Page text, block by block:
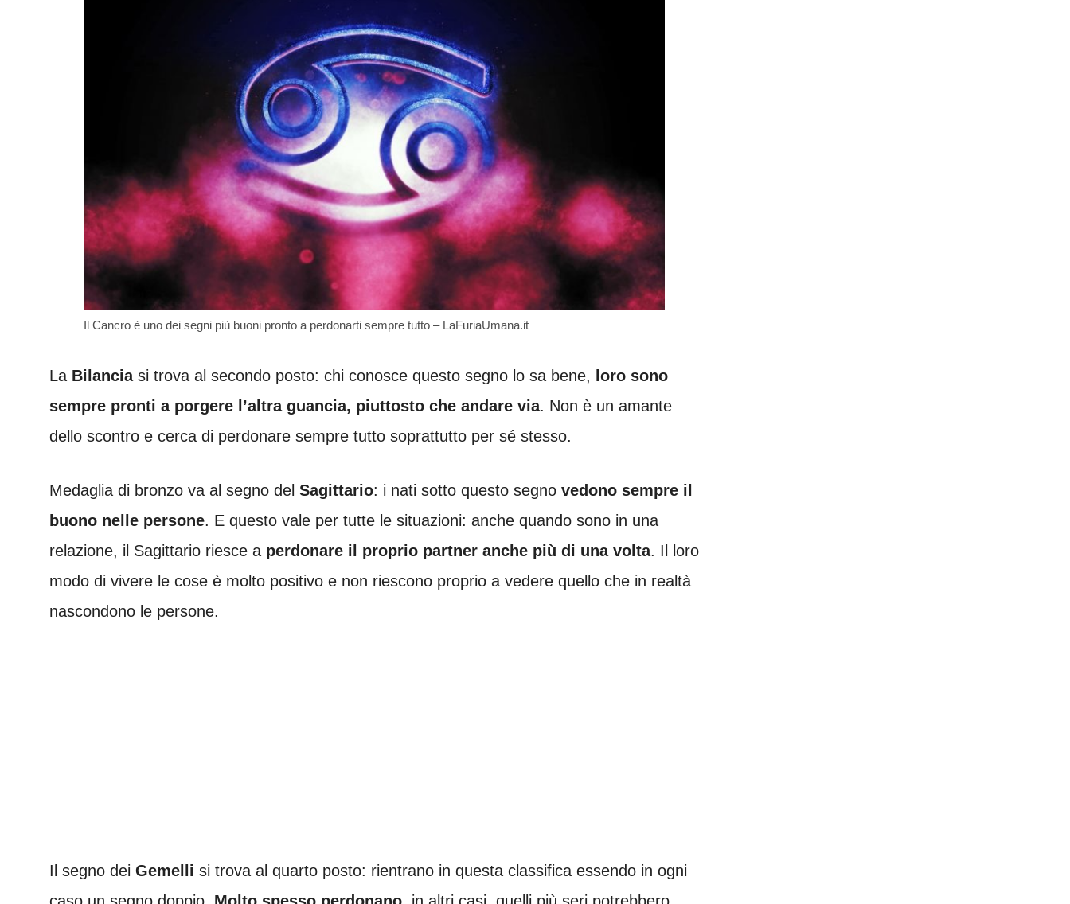
Il Cancro è uno dei segni più buoni pronto a perdonarti sempre tutto – LaFuriaUmana.it
La Bilanciasi trova al secondo posto: chi conosce questo segno lo sa bene,
loro sono
sempre pronti a porgere l’altra guancia, piuttosto che andare via. Non è un amante
dello scontro e cerca di perdonare sempre tutto soprattutto per sé stesso.
Medaglia di bronzo va al segno del Sagittario: i nati sotto questo segno vedono sempre il
buono nelle persone. E questo vale per tutte le situazioni: anche quando sono in una
relazione, il Sagittario riesce a perdonare il proprio partner anche più di una volta. Il loro
modo di vivere le cose è molto positivo e non riescono proprio a vedere quello che in realtà
nascondono le persone.
Il segno dei Gemelli si trova al quarto posto: rientrano in questa classifica essendo in ogni